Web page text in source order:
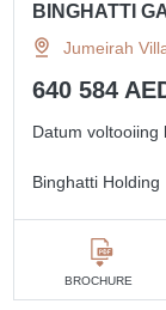
BINGHATTI
Jumeirah
640 584
Datum voltooiing
Binghatti Holding
BROCHURE